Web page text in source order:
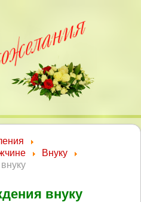
Внуку
внуку